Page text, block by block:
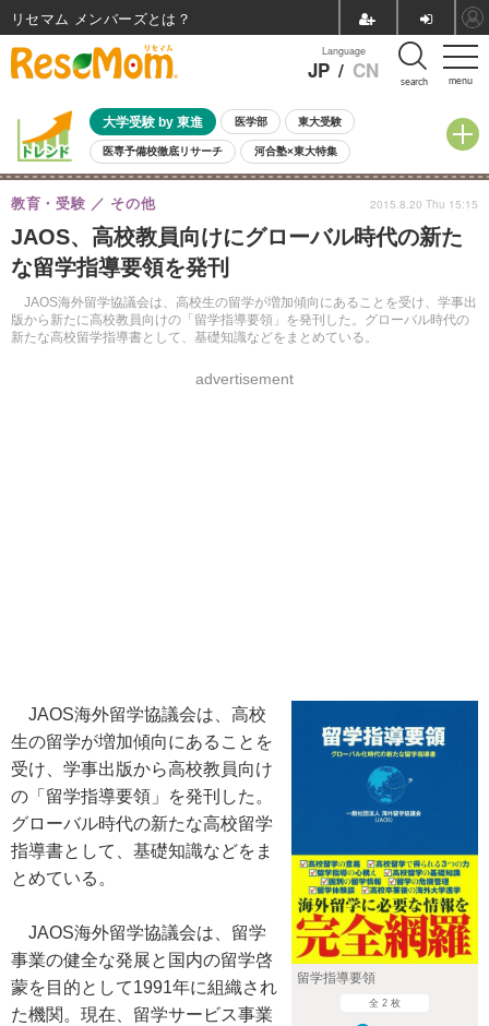
menu
Language
JP / CN search
大学受験 by 東進 医学部 東大受験
医専予備校徹底リサーチ 河合塾×東大特集
親子で考える大学選び 高校受験 中学受験 小学校受験
共通テスト 夏休み
8月開催イベント・WS 全国公立高校 過去問 人気記事
自由研究教材（小学生向け） 自由研究教材（中学生向け）
JAOS、高校教員向けにグローバル時代の新た
な留学指導要領を発刊
JAOS海外留学協議会は、高校生の留学が増加傾向にあることを受け、学事出
版から新たに高校教員向けの「留学指導要領」を発刊した。グローバル時代の
新たな高校留学指導書として、基礎知識などをまとめている。
教育・受験 その他
advertisement
2015.8.20 Thu 15:15
留学指導要領
全 2 枚
JAOS海外留学協議会は、高校
生の留学が増加傾向にあることを
受け、学事出版から高校教員向け
の「留学指導要領」を発刊した。
グローバル時代の新たな高校留学
指導書として、基礎知識などをま
とめている。
JAOS海外留学協議会は、留学
事業の健全な発展と国内の留学啓
蒙を目的として1991年に組織され
た機関。現在、留学サービス事業
リセマム メンバーズ